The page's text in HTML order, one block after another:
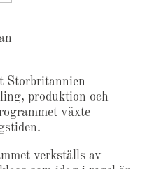
Storbritannien
produktion och
växte
verkställs av